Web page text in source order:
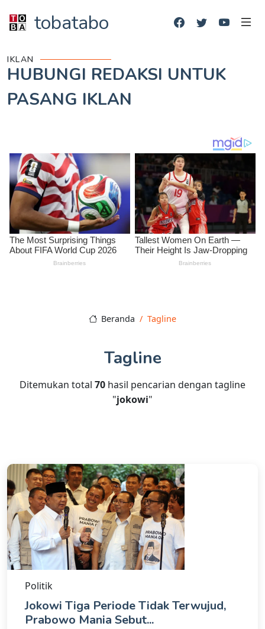
tobatabo
IKLAN
HUBUNGI REDAKSI UNTUK
PASANG IKLAN
Beranda Tagline
Tagline
Ditemukan total 70 hasil pencarian dengan tagline
"jokowi"
Politik
Jokowi Tiga Periode Tidak Terwujud,
Prabowo Mania Sebut...